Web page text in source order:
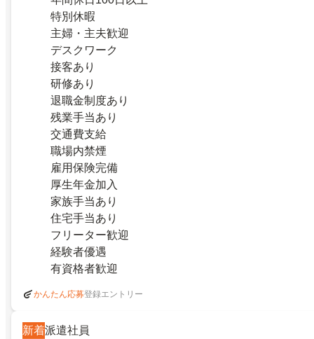
特別休暇
主婦・主夫歓迎
デスクワーク
接客あり
研修あり
退職金制度あり
残業手当あり
交通費支給
職場内禁煙
雇用保険完備
厚生年金加入
家族手当あり
住宅手当あり
フリーター歓迎
経験者優遇
有資格者歓迎
かんたん応募登録エントリー
新着派遣社員